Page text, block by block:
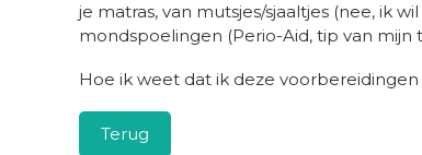
je matras, van mutsjes/sjaaltjes (nee, ik
mondspoelingen (Perio-Aid, tip van mijn
Hoe ik weet dat ik deze
Terug